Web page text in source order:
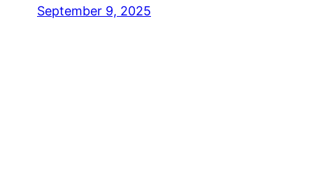
September 9, 2025